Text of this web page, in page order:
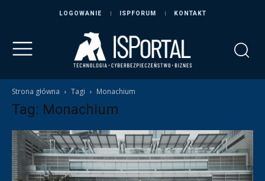
LOGOWANIE ISPFORUM KONTAKT
Strona główna Tagi Monachium
Tag: Monachium